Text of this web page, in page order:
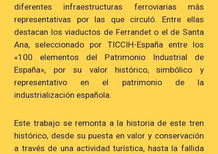
diferentes infraestructuras ferroviarias más
representativas por las que circuló. Entre ellas
destacan los viaductos de Ferrandet o el de Santa
Ana, seleccionado por TICCIH-España entre los
«100 elementos del Patrimonio Industrial de
España», por su valor histórico, simbólico y
representativo en el patrimonio de la
industrialización española.
Este trabajo se remonta a la historia de este tren
histórico, desde su puesta en valor y conservación
a través de una actividad turística, hasta la fallida